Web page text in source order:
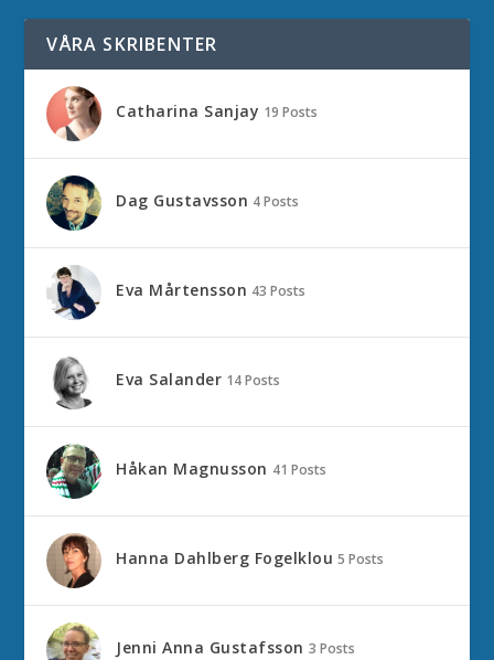
VÅRA SKRIBENTER
Catharina Sanjay 19 Posts
Dag Gustavsson 4 Posts
Eva Mårtensson 43 Posts
Eva Salander 14 Posts
Håkan Magnusson 41 Posts
Hanna Dahlberg Fogelklou 5 Posts
Jenni Anna Gustafsson 3 Posts